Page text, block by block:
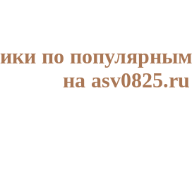
по
на asv0825.ru